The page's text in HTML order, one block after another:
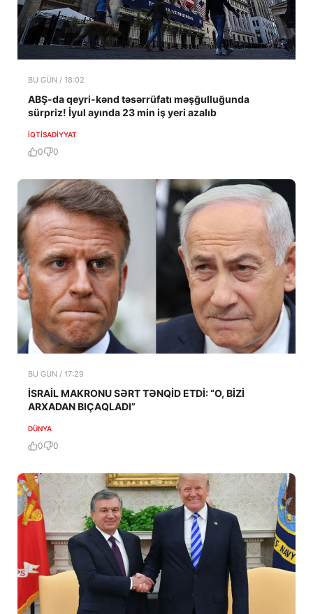
BU GÜN / 18:02
ABŞ-da qeyri-kənd təsərrüfatı məşğulluğunda
sürpriz! İyul ayında 23 min iş yeri azalıb
İQTISADIYYAT
0 0
BU GÜN / 17:29
İSRAİL MAKRONU SƏRT TƏNQİD ETDİ: “O, BİZİ
ARXADAN BIÇAQLADI”
DÜNYA
0 0